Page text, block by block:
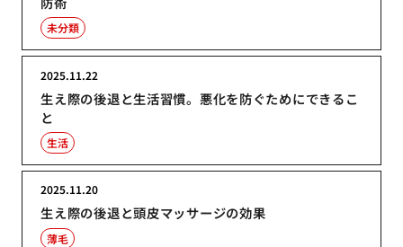
未分類
生え際の後退と生活習慣。悪化を防ぐためにできるこ
と
2025.11.22
生活
生え際の後退と頭皮マッサージの効果
2025.11.20
薄毛